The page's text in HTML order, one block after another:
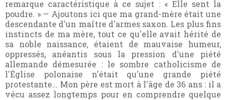
remarque caractéristique à ce sujet : « Elle sent la
poudre. » — Ajoutons ici que ma grand-mère était une
descendante d'un maître d'armes saxon. Les plus fins
instincts de ma mère, tout ce qu'elle avait hérité de
sa noble naissance, étaient de mauvaise humeur,
oppressés, anéantis sous la pression d'une piété
allemande démesurée : le sombre catholicisme de
l'Église polonaise n'était qu'une grande piété
protestante… Mon père est mort à l'âge de 36 ans : il a
vécu assez longtemps pour en comprendre quelque